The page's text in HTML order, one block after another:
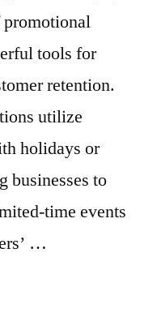
tools for
retention.
utilize
holidays or
businesses to
time events
…